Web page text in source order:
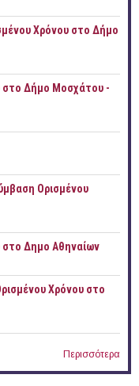
Χρόνου στο Δήμο
στο Δήμο Μοσχάτου -
Ορισμένου
στο Δημο Αθηναίων
Χρόνου στο
Περισσότερα